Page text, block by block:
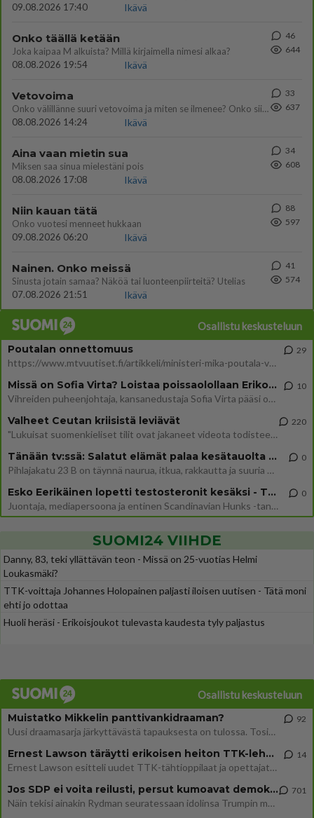
09.08.2026 17:40
Ikävä
Onko täällä ketään
Joka kaipaa M alkuista? Millä kirjaimella nimesi alkaa?
08.08.2026 19:54
Ikävä
46
644
Vetovoima
Onko välillänne suuri vetovoima ja miten se ilmenee? Onko siitä haittaa?
08.08.2026 14:24
Ikävä
33
637
Aina vaan mietin sua
Miksen saa sinua mielestäni pois
08.08.2026 17:08
Ikävä
34
608
Niin kauan tätä
Onko vuotesi menneet hukkaan
09.08.2026 06:20
Ikävä
88
597
Nainen. Onko meissä
Sinusta jotain samaa? Näköä tai luonteenpiirteitä? Utelias
07.08.2026 21:51
Ikävä
41
574
Osallistu keskusteluun
Poutalan onnettomuus
https://www.mtvuutiset.fi/artikkeli/ministeri-mika-poutala-vakavassa-onnettomuudessa/9375980 Kumma kun jutussa ei manit
29
Missä on Sofia Virta? Loistaa poissaolollaan Erikoisjoukot uudelta kaudelta
Vihreiden puheenjohtaja, kansanedustaja Sofia Virta pääsi otsikoihin, kun tieto hänen osallistumisestaan Erikoisjoukot-k
10
Valheet Ceutan kriisistä leviävät
"Lukuisat suomenkieliset tilit ovat jakaneet videota todisteena siitä, että siirtolaisjoukot aiheuttavat edelleen Ceutas
220
Tänään tv:ssä: Salatut elämät palaa kesätauolta - Tässä hieman juonipaljastuksia
Pihlajakatu 23 B on täynnä naurua, itkua, rakkautta ja suuria salaisuuksia. Suomalaisten yksi pitkäikäisimmistä draamas
0
Esko Eerikäinen lopetti testosteronit kesäksi - Tämä ikävä vaikutus iski heti
Juontaja, mediapersoona ja entinen Scandinavian Hunks -tanssija Esko Eerikäinen on tunnettu avoimuudestaan. Nyt Eerikäi
0
SUOMI24 VIIHDE
Danny, 83, teki yllättävän teon - Missä on 25-vuotias Helmi
Loukasmäki?
TTK-voittaja Johannes Holopainen paljasti iloisen uutisen - Tätä moni
ehti jo odottaa
Huoli heräsi - Erikoisjoukot tulevasta kaudesta tyly paljastus
Osallistu keskusteluun
Muistatko Mikkelin panttivankidraaman?
Uusi draamasarja järkyttävästä tapauksesta on tulossa. Tositapahtumiin perustuva sarja ammentaa vuoden 1986 Mikkelin pan
92
Ernest Lawson täräytti erikoisen heiton TTK-lehdistötilaisuudessa: " Onko tässä tarkoituksena...?"
Ernest Lawson esitteli uudet TTK-tähtioppilaat ja opettajat torstaina 6.8. lehdistölle. Tulevalla kaudella on yksi hausk
14
Jos SDP ei voita reilusti, persut kumoavat demokratian Suomesta
Näin tekisi ainakin Rydman seuratessaan idolinsa Trumpin mallia https://www.is.fi/politiikka/art-2000012187244.html
701